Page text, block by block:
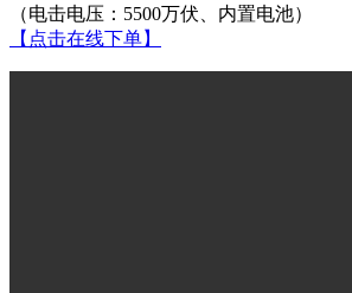
（电击电压：5500万伏、内置电池）
【点击在线下单】